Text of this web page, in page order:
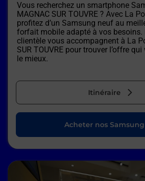
Vous recherchez un smartphone
MAGNAC SUR TOUVRE ? Avec La
profitez d’un Samsung neuf au
forfait mobile adapté à vos besoins.
clientèle vous accompagnent à La
SUR TOUVRE pour trouver l’offre
le mieux.
Itinéraire
Acheter nos Samsung